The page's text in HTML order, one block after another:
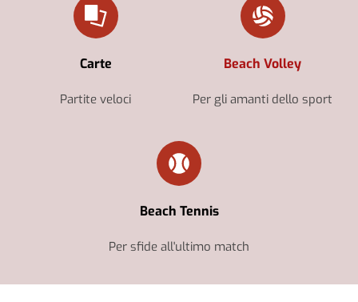
Carte
Partite veloci
Beach Volley
Per gli amanti dello sport
Beach Tennis
Per sfide all'ultimo match